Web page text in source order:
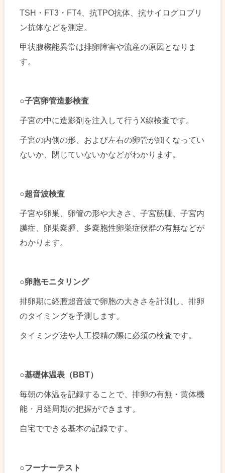
TSH・FT3・FT4、抗TPO抗体、抗サイログロブリ
ン抗体などを測定。
甲状腺機能異常は排卵障害や流産の原因となりま
す。
○子宮卵管造影検査
子宮の中に造影剤を注入して行うX線検査です。
子宮の内側の形、および左右の卵管が細くなってい
ないか、閉じていないかなどがわかります。
○超音波検査
子宮や卵巣、卵管の形や大きさ、子宮筋腫、子宮内
膜症、卵巣嚢腫、多嚢胞性卵巣症候群の有無などが
わかります。
○卵胞モニタリング
排卵期に経膣超音波で卵胞の大きさを計測し、排卵
のタイミングを予測します。
タイミング法や人工授精の際に必須の検査です。
○基礎体温表（BBT）
毎朝の体温を記録することで、排卵の有無・黄体機
能・月経周期の把握ができます。
自宅でできる基本の記録です。
○フーナーテスト